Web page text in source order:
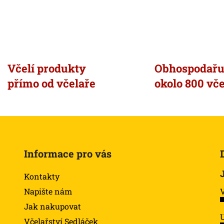
Včelí produkty
přímo od včelaře
okolo 800
Informace pro vás
Kontakty
Napište nám
Jak nakupovat
Včelařství Sedláček